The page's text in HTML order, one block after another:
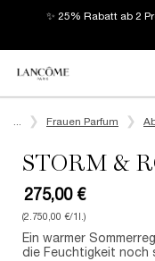
✨ 25% Rabatt ab 2
Frauen Parfum
STORM &
275,00 €
(2.750,00 €/1l.)
Ein warmer
die Feuchtigkeit noch